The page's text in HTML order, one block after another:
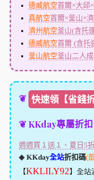
德威航空首爾×大邱
真航空首爾×釜山×
濟州航空釜山(含托
德威航空首爾 (含托
釜山航空釜山二人
❦ 快速領【省錢折
❦ KKday專屬折
週週買１送１、夏日5折
◈ KKday全站折扣碼(
【KKLILY92】全站